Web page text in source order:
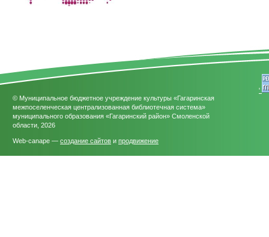
© Муниципальное бюджетное учреждение культуры «Гагаринская
межпоселенческая централизованная библиотечная система»
муниципального образования «Гагаринский район» Смоленской
области, 2026
Web-canape — создание сайтов и продвижение
'